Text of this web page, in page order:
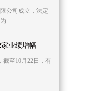
公司成立，法定
业绩增幅
截至10月22日，有